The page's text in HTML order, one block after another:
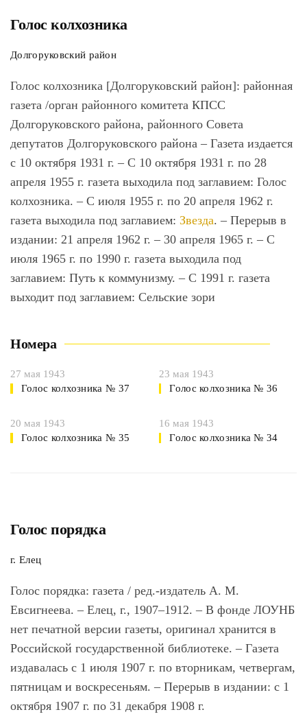
Голос колхозника
Долгоруковский район
Голос колхозника [Долгоруковский район]: районная
газета /орган районного комитета КПСС
Долгоруковского района, районного Совета
депутатов Долгоруковского района – Газета издается
с 10 октября 1931 г. – С 10 октября 1931 г. по 28
апреля 1955 г. газета выходила под заглавием: Голос
колхозника. – С июля 1955 г. по 20 апреля 1962 г.
газета выходила под заглавием: Звезда. – Перерыв в
издании: 21 апреля 1962 г. – 30 апреля 1965 г. – С
июля 1965 г. по 1990 г. газета выходила под
заглавием: Путь к коммунизму. – C 1991 г. газета
выходит под заглавием: Сельские зори
Номера
27 мая 1943
Голос колхозника № 37
23 мая 1943
Голос колхозника № 36
20 мая 1943
Голос колхозника № 35
16 мая 1943
Голос колхозника № 34
Голос порядка
г. Елец
Голос порядка: газета / ред.-издатель А. М.
Евсигнеева. – Елец, г., 1907–1912. – В фонде ЛОУНБ
нет печатной версии газеты, оригинал хранится в
Российской государственной библиотеке. – Газета
издавалась с 1 июля 1907 г. по вторникам, четвергам,
пятницам и воскресеньям. – Перерыв в издании: с 1
октября 1907 г. по 31 декабря 1908 г.